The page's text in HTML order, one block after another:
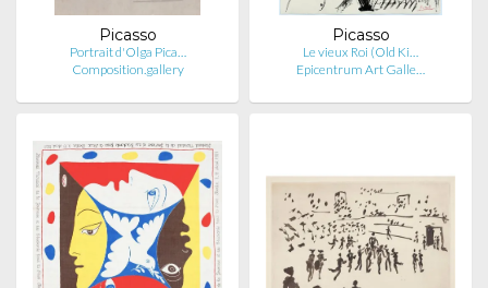
Picasso
Portrait d'Olga Pica…
Composition.gallery
Picasso
Le vieux Roi (Old Ki…
Epicentrum Art Galle…